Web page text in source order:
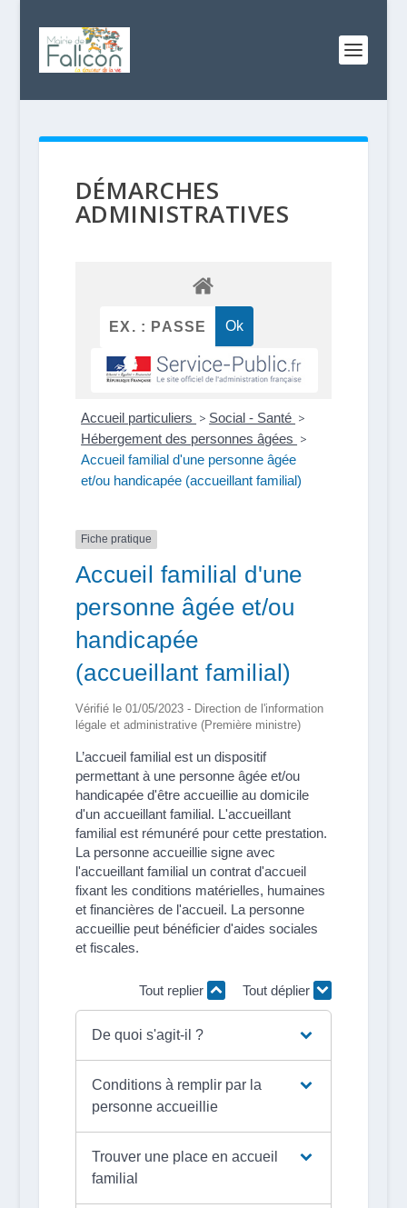
DÉMARCHES
ADMINISTRATIVES
Accueil particuliers > Social - Santé >
Hébergement des personnes âgées >
Accueil familial d'une personne âgée
et/ou handicapée (accueillant familial)
Fiche pratique
Accueil familial d'une
personne âgée et/ou
handicapée
(accueillant familial)
Vérifié le 01/05/2023 - Direction de l'information
légale et administrative (Première ministre)
L’accueil familial est un dispositif
permettant à une personne âgée et/ou
handicapée d'être accueillie au domicile
d'un accueillant familial. L'accueillant
familial est rémunéré pour cette prestation.
La personne accueillie signe avec
l'accueillant familial un contrat d'accueil
fixant les conditions matérielles, humaines
et financières de l'accueil. La personne
accueillie peut bénéficier d'aides sociales
et fiscales.
Tout replier Tout déplier
De quoi s'agit-il ?
Conditions à remplir par la
personne accueillie
Trouver une place en accueil
familial